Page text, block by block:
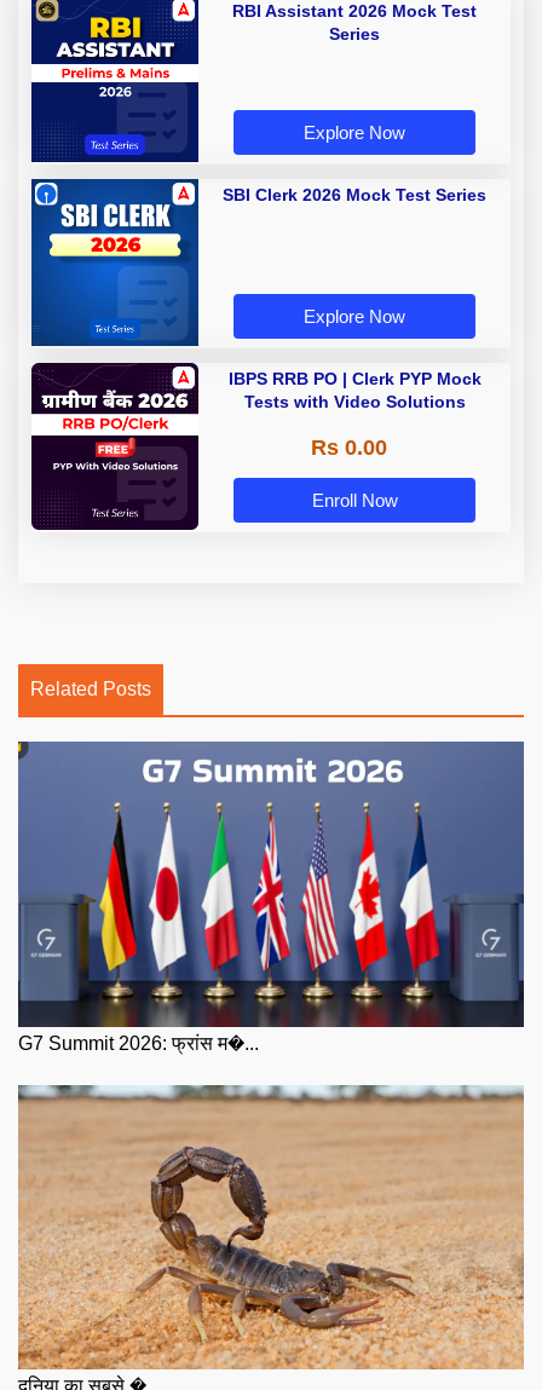
RBI Assistant 2026 Mock Test
Series
Explore Now
SBI Clerk 2026 Mock Test Series
Explore Now
IBPS RRB PO | Clerk PYP Mock
Tests with Video Solutions
Rs 0.00
Enroll Now
Related Posts
G7 Summit 2026: फ्रांस म�...